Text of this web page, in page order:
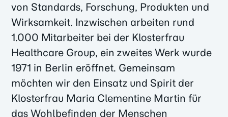
von Standards, Forschung, Produkten und
Wirksamkeit. Inzwischen arbeiten rund
1.000 Mitarbeiter bei der Klosterfrau
Healthcare Group, ein zweites Werk wurde
1971 in Berlin eröffnet. Gemeinsam
möchten wir den Einsatz und Spirit der
Klosterfrau Maria Clementine Martin für
das Wohlbefinden der Menschen